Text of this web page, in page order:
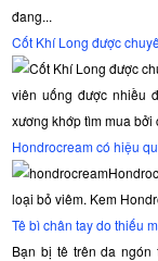
đang...
Cốt Khí Long được
viên uống được nhiều
xương khớp tìm mua bởi
Hondrocream có hiệu
loại bỏ viêm. Kem
Tê bì chân tay do thiếu
Bạn bị tê trên da ngón